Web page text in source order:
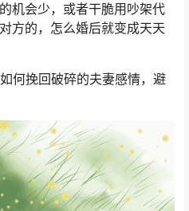
机会少，或者干脆用吵架代
方的，怎么婚后就变成天天
何挽回破碎的夫妻感情，避